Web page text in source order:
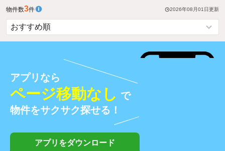
物件数3件 2026年08月01日更新
アプリなら
ページ移動なし で
物件をサクサク探せる！
アプリをダウンロード